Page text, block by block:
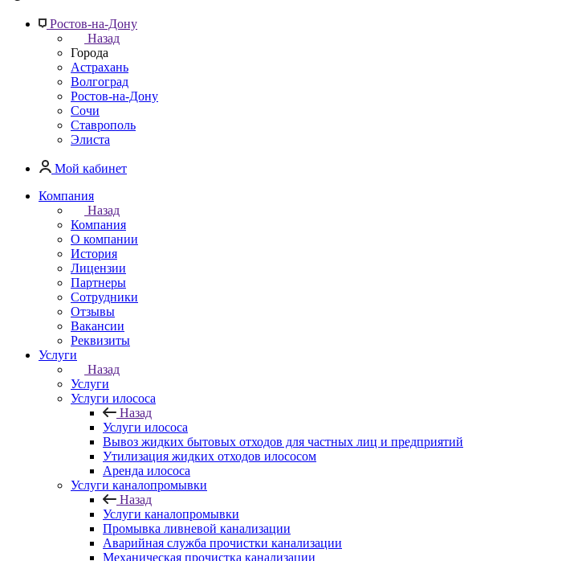
Ростов-на-Дону
Назад
Города
Астрахань
Волгоград
Ростов-на-Дону
Сочи
Ставрополь
Элиста
Мой кабинет
Компания
Назад
Компания
О компании
История
Лицензии
Партнеры
Сотрудники
Отзывы
Вакансии
Реквизиты
Услуги
Назад
Услуги
Услуги илососа
Назад
Услуги илососа
Вывоз жидких бытовых отходов для частных лиц и предприятий
Утилизация жидких отходов илососом
Аренда илососа
Услуги каналопромывки
Назад
Услуги каналопромывки
Промывка ливневой канализации
Аварийная служба прочистки канализации
Механическая прочистка канализации